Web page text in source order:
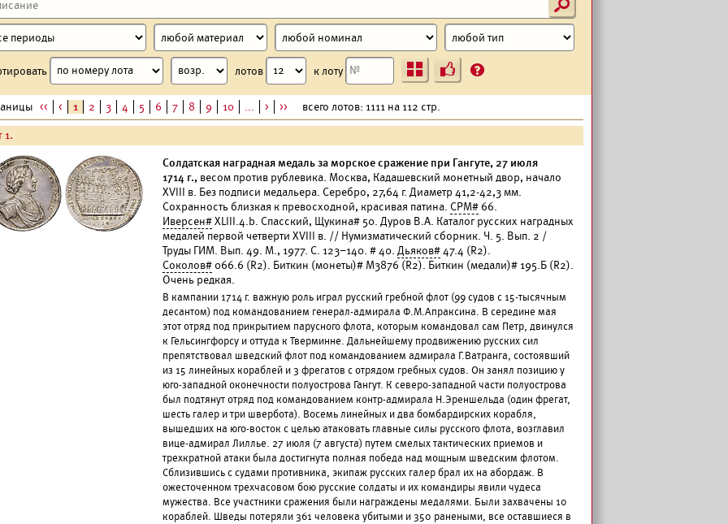
s
лотов к лоту Ъ ?
<< < 1 2 3 4 5 6 7 8 9 10 ... > >> всего лотов: 1111 на 112 стр.
1.
Солдатская наградная медаль за морское сражение при Гангуте, 27 июля
1714 г., весом против рублевика. Москва, Кадашевский монетный двор, начало
XVIII в. Без подписи медальера. Серебро, 27,64 г. Диаметр 41,2-42,3 мм.
Сохранность близкая к превосходной, красивая патина. СРМ# 66.
Иверсен#XLIII.4.b. Спасский, Щукина# 50. Дуров В.А. Каталог русских наградных
медалей первой четверти XVIII в. // Нумизматический сборник. Ч. 5. Вып. 2 /
Труды ГИМ. Вып. 49. М., 1977. С. 123–140. # 40. Дьяков#47.4 (R2).
Соколов# 066.6 (R2). Биткин (монеты)# М3876 (R2). Биткин (медали)# 195.Б (R2).
Очень редкая.
В кампании 1714 г. важную роль играл русский гребной флот (99 судов с 15-тысячным
десантом) под командованием генерал-адмирала Ф.М.Апраксина. В середине мая
этот отряд под прикрытием парусного флота, которым командовал сам Петр, двинулся
к Гельсингфорсу и оттуда к Тверминне. Дальнейшему продвижению русских сил
препятствовал шведский флот под командованием адмирала Г.Ватранга, состоявший
из 15 линейных кораблей и 3 фрегатов с отрядом гребных судов. Он занял позицию у
юго-западной оконечности полуострова Гангут. К северо-западной части полуострова
был подтянут отряд под командованием контр-адмирала Н.Эреншельда (один фрегат,
шесть галер и три швербота). Восемь линейных и два бомбардирских корабля,
вышедших на юго-восток с целью атаковать главные силы русского флота, возглавил
вице-адмирал Лиллье. 27 июля (7 августа) путем смелых тактических приемов и
трехкратной атаки была достигнута полная победа над мощным шведским флотом.
Сблизившись с судами противника, экипаж русских галер брал их на абордаж. В
ожесточенном трехчасовом бою русские солдаты и их командиры явили чудеса
мужества. Все участники сражения были награждены медалями. Были захвачены 10
кораблей. Шведы потеряли 361 человека убитыми и 350 ранеными, все оставшиеся в